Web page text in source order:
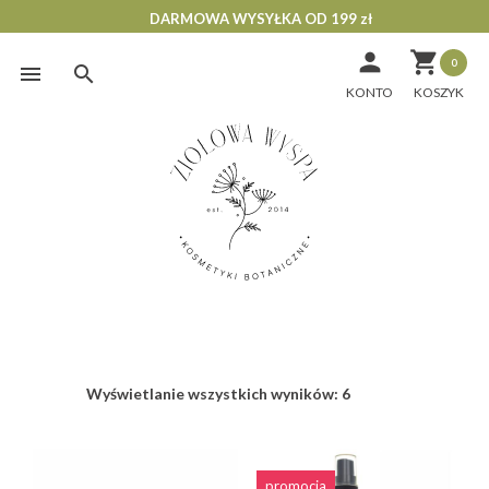
Skip
DARMOWA WYSYŁKA OD 199 zł
 0

KONTO
Wyświetlanie wszystkich wyników: 6